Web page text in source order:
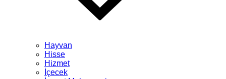
Hayvan
Hisse
Hizmet
İçecek